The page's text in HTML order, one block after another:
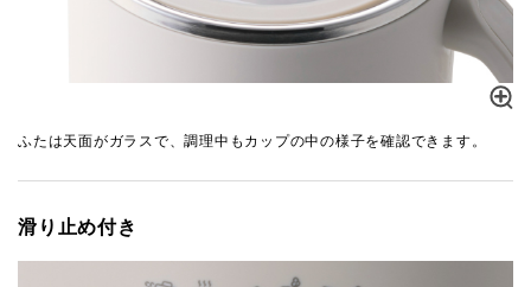
ふたは天面がガラスで、調理中もカップの中の様子を確認できます。
滑り止め付き